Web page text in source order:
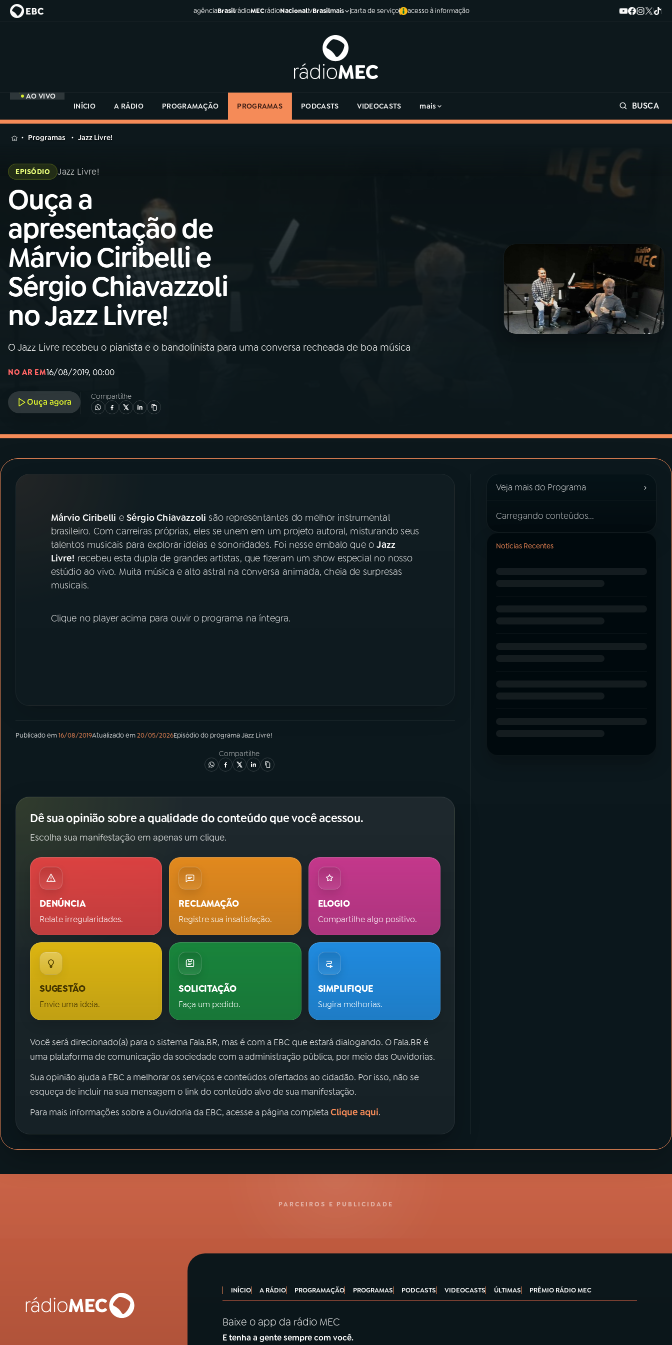
agênciaBrasilrádioMECrádioNacionaltvBrasilmais carta de serviço acesso à informação
AO VIVO
INÍCIO
A RÁDIO PROGRAMAÇÃO PROGRAMAS PODCASTS VIDEOCASTS mais BUSCA
MENU
Buscar
na
Rádio
MEC
Início AO VIVO
01INÍCIO
02 A RÁDIO
03 PROGRAMAÇÃO
04 PROGRAMAS
ACOMPANHE A RÁDIO MEC
YouTube
na
Rádio
Programas Jazz Livre!
EPISÓDIO Jazz Livre!
Ouça a
apresentação de
Márvio Ciribelli e
Sérgio Chiavazzoli
no Jazz Livre!
O Jazz Livre recebeu o pianista e o bandolinista para uma conversa recheada de boa música
NO AR EM16/08/2019, 00:00
Ouça agora
Compartilhe
Márvio Ciribelli e Sérgio Chiavazzoli são representantes do melhor instrumental
brasileiro. Com carreiras próprias, eles se unem em um projeto autoral, misturando seus
talentos musicais para explorar ideias e sonoridades. Foi nesse embalo que oJazz
Livre! recebeu esta dupla de grandes artistas, que fizeram um show especial no nosso
estúdio ao vivo. Muita música e alto astral na conversa animada, cheia de surpresas
musicais.
Clique no player acima para ouvir o programa na íntegra.
Publicado em16/08/2019Atualizado em20/05/2026Episódiodo programaJazz Livre!
Compartilhe
Dê sua opinião sobre a qualidade do conteúdo que você acessou.
Escolha sua manifestação em apenas um clique.
DENÚNCIA
Relate irregularidades.
RECLAMAÇÃO
Registre sua insatisfação.
ELOGIO
Compartilhe algo positivo.
SUGESTÃO
Envie uma ideia.
SOLICITAÇÃO
Faça um pedido.
SIMPLIFIQUE
Sugira melhorias.
Você será direcionado(a) para o sistema Fala.BR, mas é com a EBC que estará dialogando. O Fala.BR é
uma plataforma de comunicação da sociedade com a administração pública, por meio das Ouvidorias.
Sua opinião ajuda a EBC a melhorar os serviços e conteúdos ofertados ao cidadão. Por isso, não se
esqueça de incluir na sua mensagem o link do conteúdo alvo de sua manifestação.
Para mais informações sobre a Ouvidoria da EBC, acesse a página completaClique aqui.
Veja mais do Programa ›
Carregando conteúdos...
Notícias Recentes
PARCEIROS E PUBLICIDADE
INÍCIO A RÁDIO PROGRAMAÇÃO PROGRAMAS PODCASTS VIDEOCASTS ÚLTIMAS PRÊMIO RÁDIO MEC
Baixe o app da rádio MEC
E tenha a gente sempre com você.